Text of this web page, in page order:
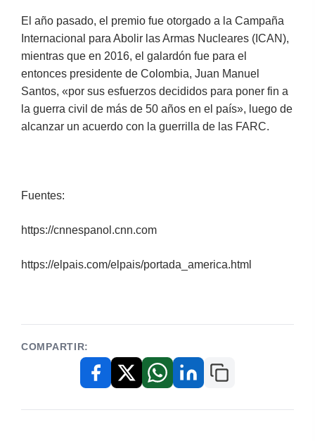
El año pasado, el premio fue otorgado a la Campaña
Internacional para Abolir las Armas Nucleares (ICAN),
mientras que en 2016, el galardón fue para el
entonces presidente de Colombia, Juan Manuel
Santos, «por sus esfuerzos decididos para poner fin a
la guerra civil de más de 50 años en el país», luego de
alcanzar un acuerdo con la guerrilla de las FARC.
Fuentes:
https://cnnespanol.cnn.com
https://elpais.com/elpais/portada_america.html
COMPARTIR:
FacebookX / TwitterWhatsAppLinkedInCopiar enlace